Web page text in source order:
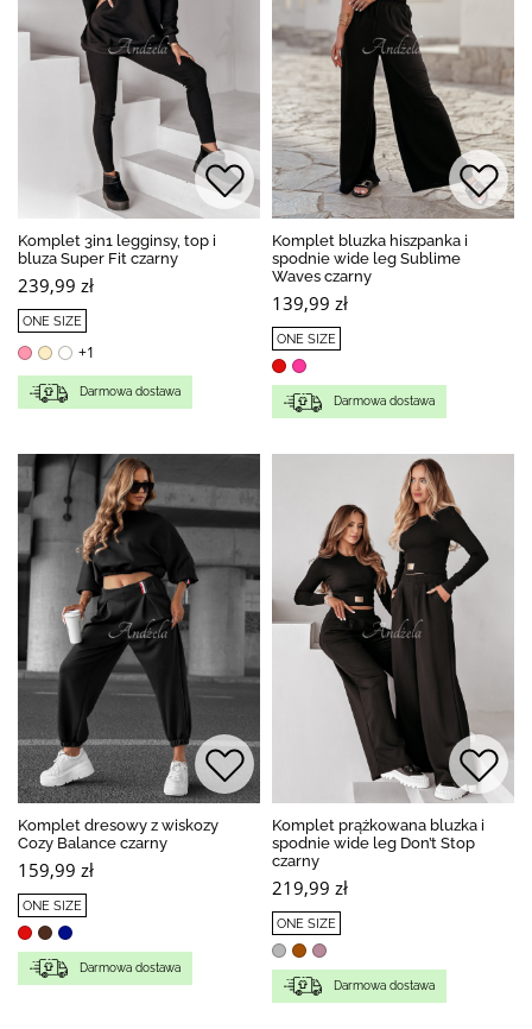
Komplet 3in1 legginsy, top i
bluza Super Fit czarny
239,99 zł
ONE SIZE
+1
Darmowa dostawa
Komplet bluzka hiszpanka i
spodnie wide leg Sublime
Waves czarny
139,99 zł
ONE SIZE
Darmowa dostawa
Komplet dresowy z wiskozy
Cozy Balance czarny
159,99 zł
ONE SIZE
Darmowa dostawa
Komplet prążkowana bluzka i
spodnie wide leg Don’t Stop
czarny
219,99 zł
ONE SIZE
Darmowa dostawa